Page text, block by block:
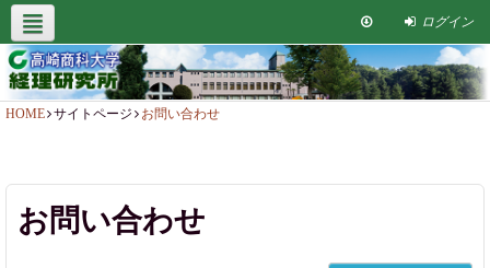
ログイン
高崎商科大学 サポート情報 お問い合わせ
HOME サイトページ お問い合わせ
お問い合わせ